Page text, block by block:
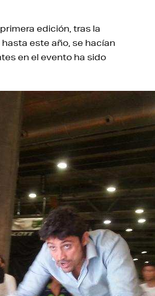
edición, tras la
este año, se hacían
en el evento ha sido